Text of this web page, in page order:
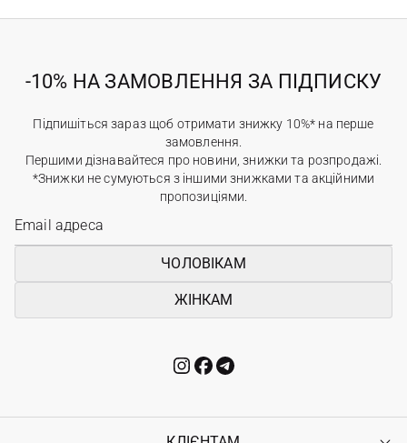
-10% НА ЗАМОВЛЕННЯ ЗА ПІДПИСКУ
Підпишіться зараз щоб отримати знижку 10%* на перше
замовлення.
Першими дізнавайтеся про новини, знижки та розпродажі.
*Знижки не сумуються з іншими знижками та акційними
пропозиціями.
ЧОЛОВІКАМ
ЖІНКАМ